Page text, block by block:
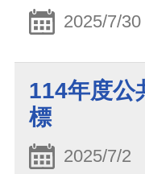
2025/7/30
114年度公
標
2025/7/2